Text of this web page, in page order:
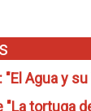
Agua y su
"La tortuga